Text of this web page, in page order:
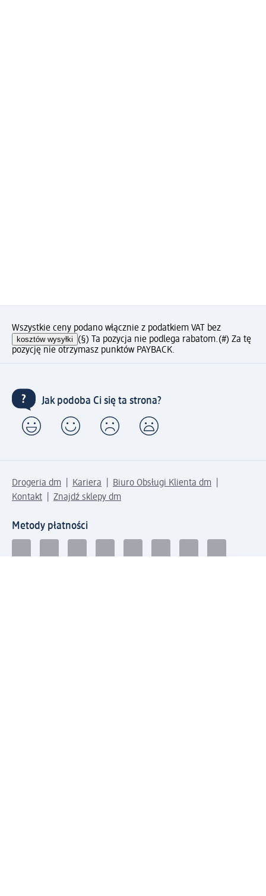
Wszystkie ceny podano włącznie z podatkiem VAT bez
kosztów wysyłki (§) Ta pozycja nie podlega rabatom.(#) Za tę
pozycję nie otrzymasz punktów PAYBACK.
Jak podoba Ci się ta strona?
Drogeria dm Kariera
Biuro Obsługi Klienta dm
Kontakt
Znajdź sklepy dm
Metody płatności